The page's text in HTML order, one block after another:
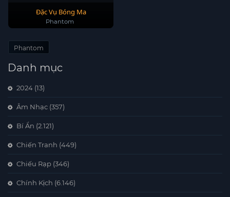
Đặc Vụ Bóng Ma
Phantom
Phantom
Danh mục
2024 (13)
Âm Nhạc (357)
Bí Ẩn (2.121)
Chiến Tranh (449)
Chiếu Rạp (346)
Chính Kịch (6.146)